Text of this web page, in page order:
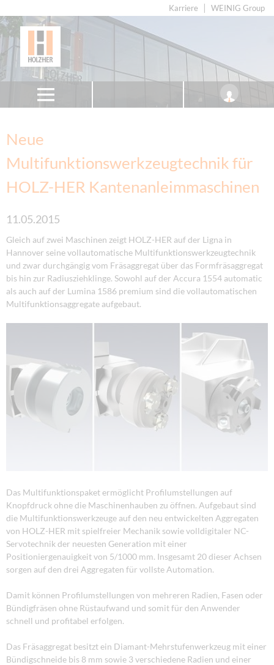
Karriere WEINIG Group
Neue
Multifunktionswerkzeugtechnik für
HOLZ-HER Kantenanleimmaschinen
11.05.2015
Gleich auf zwei Maschinen zeigt HOLZ-HER auf der Ligna in
Hannover seine vollautomatische Multifunktionswerkzeugtechnik
und zwar durchgängig vom Fräsaggregat über das Formfräsaggregat
bis hin zur Radiusziehklinge. Sowohl auf der Accura 1554 automatic
als auch auf der Lumina 1586 premium sind die vollautomatischen
Multifunktionsaggregate aufgebaut.
Das Multifunktionspaket ermöglicht Profilumstellungen auf
Knopfdruck ohne die Maschinenhauben zu öffnen. Aufgebaut sind
die Multifunktionswerkzeuge auf den neu entwickelten Aggregaten
von HOLZ-HER mit spielfreier Mechanik sowie volldigitaler NC-
Servotechnik der neuesten Generation mit einer
Positioniergenauigkeit von 5/1000 mm. Insgesamt 20 dieser Achsen
sorgen auf den drei Aggregaten für vollste Automation.
Damit können Profilumstellungen von mehreren Radien, Fasen oder
Bündigfräsen ohne Rüstaufwand und somit für den Anwender
schnell und profitabel erfolgen.
Das Fräsaggregat besitzt ein Diamant-Mehrstufenwerkzeug mit einer
Bündigschneide bis 8 mm sowie 3 verschiedene Radien und einer